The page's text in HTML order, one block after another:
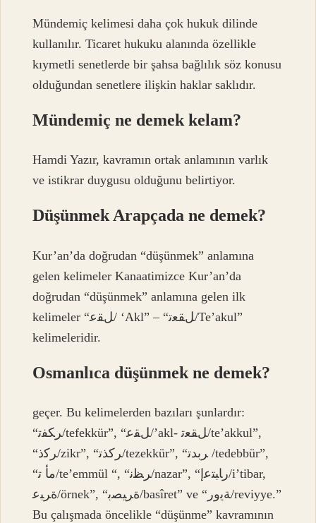
Mündemiç kelimesi daha çok hukuk dilinde
kullanılır. Ticaret hukuku alanında özellikle
kıymetli senetlerde bir şahsa bağlılık söz konusu
olduğundan senetlere ilişkin haklar saklıdır.
Mündemiç ne demek kelam?
Hamdi Yazır, kavramın ortak anlamının varlık
ve istikrar duygusu olduğunu belirtiyor.
Düşünmek Arapçada ne demek?
Kur’an’da doğrudan “düşünmek” anlamına
gelen kelimeler Kanaatimizce Kur’an’da
doğrudan “düşünmek” anlamına gelen ilk
kelimeler “ﻞﻘﻋ/ ‘Akl” – “ﻞﻘﻌﺗ/Te’akul”
kelimeleridir.
Osmanlıca düşünmek ne demek?
geçer. Bu kelimelerden bazıları şunlardır:
“ﺮﻜﻔﺗ/tefekkür”, “ﻞﻘﻋ/’akl- ﻞﻘﻌﺗ/te’akkul”,
“ﺮﻛذ/zikr”, “ﺮﻛﺬﺗ/tezekkür”, “ﺮﺑﺪﺗ /tedebbür”,
“ﻣﺄ ﺗ/te’emmül “, “ﺮﻈﻧ/nazar”, “رﺎﺒﺘﻋإ/i’tibar,
ةﺮﺒﻋ/örnek”, “ةﺮﯿﺼﺑ/basîret” ve “ﺔﯾور/reviyye.”
Bu çalışmada öncelikle “düşünme” kavramının